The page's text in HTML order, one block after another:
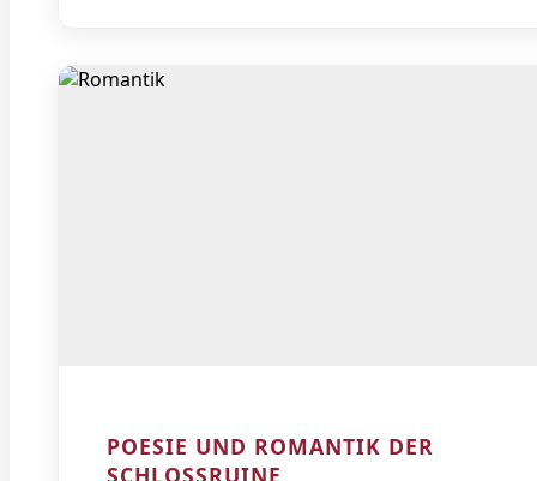
POESIE UND ROMANTIK DER
SCHLOSSRUINE